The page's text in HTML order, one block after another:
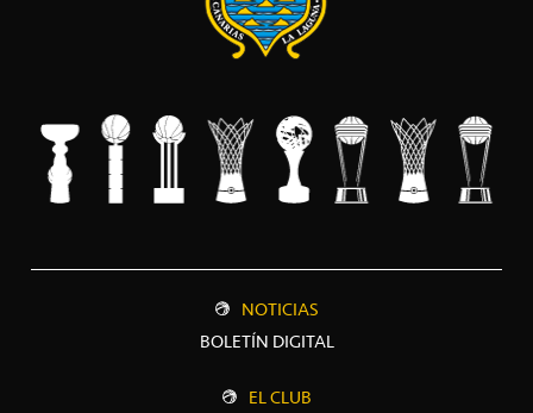
NOTICIAS
BOLETÍN DIGITAL
EL CLUB